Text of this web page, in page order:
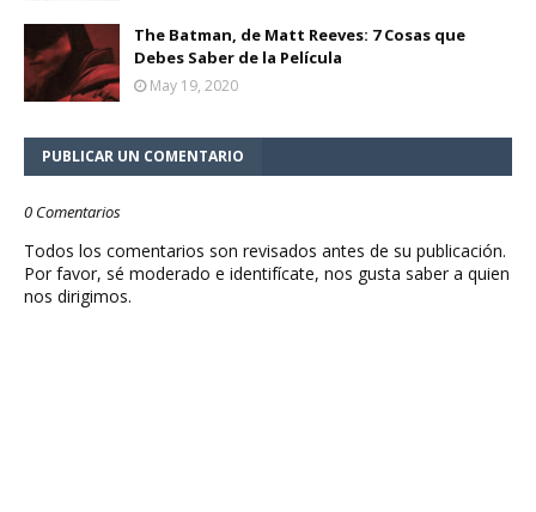
The Batman, de Matt Reeves: 7 Cosas que
Debes Saber de la Película
May 19, 2020
PUBLICAR UN COMENTARIO
0 Comentarios
Todos los comentarios son revisados antes de su publicación.
Por favor, sé moderado e identifícate, nos gusta saber a quien
nos dirigimos.